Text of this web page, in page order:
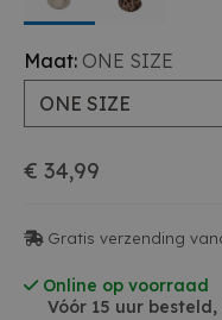
Maat: ONE SIZE
ONE SIZE
€ 34,99
Gratis verzending
Online op voorraad
Vóór 15 uur